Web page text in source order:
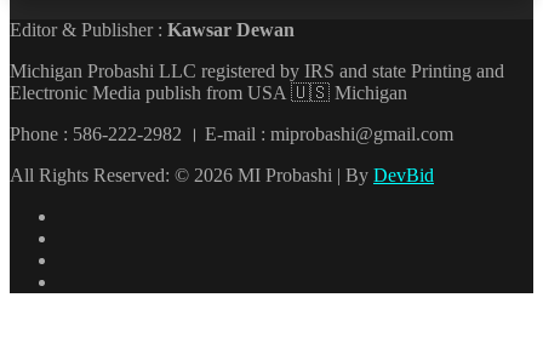
Editor & Publisher : Kawsar Dewan
Michigan Probashi LLC registered by IRS and state Printing and
Electronic Media publish from USA 🇺🇸 Michigan
Phone : 586-222-2982 । E-mail : miprobashi@gmail.com
All Rights Reserved: © 2026 MI Probashi | By DevBid